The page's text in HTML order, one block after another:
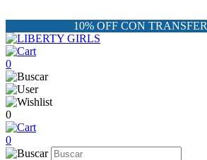
10% OFF CON
0
0
0